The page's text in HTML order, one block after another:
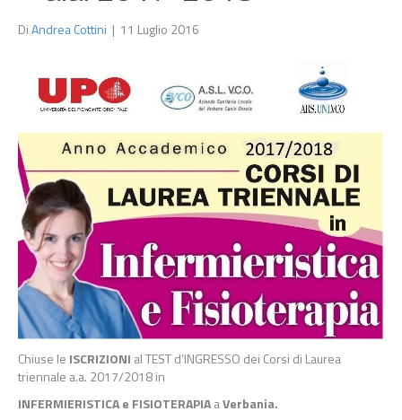
DiAndrea Cottini | 11 Luglio 2016
Chiuse le ISCRIZIONI al TEST d’INGRESSO dei Corsi di Laurea
triennale a.a. 2017/2018 in
INFERMIERISTICA e FISIOTERAPIAaVerbania.